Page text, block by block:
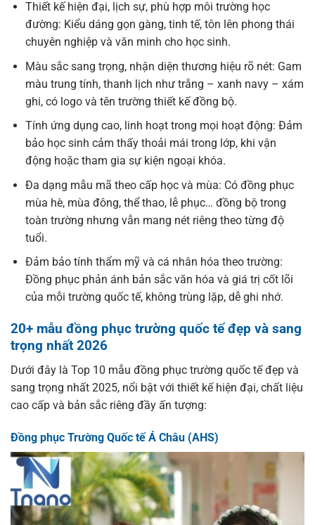
Thiết kế hiện đại, lịch sự, phù hợp môi trường học
đường: Kiểu dáng gọn gàng, tinh tế, tôn lên phong thái
chuyên nghiệp và văn minh cho học sinh.
Màu sắc sang trọng, nhận diện thương hiệu rõ nét: Gam
màu trung tính, thanh lịch như trắng – xanh navy – xám
ghi, có logo và tên trường thiết kế đồng bộ.
Tính ứng dụng cao, linh hoạt trong mọi hoạt động: Đảm
bảo học sinh cảm thấy thoải mái trong lớp, khi vận
động hoặc tham gia sự kiện ngoại khóa.
Đa dạng mẫu mã theo cấp học và mùa: Có đồng phục
mùa hè, mùa đông, thể thao, lễ phục… đồng bộ trong
toàn trường nhưng vẫn mang nét riêng theo từng độ
tuổi.
Đảm bảo tính thẩm mỹ và cá nhân hóa theo trường:
Đồng phục phản ánh bản sắc văn hóa và giá trị cốt lõi
của mỗi trường quốc tế, không trùng lặp, dễ ghi nhớ.
20+ mẫu đồng phục trường quốc tế đẹp và sang
trọng nhất 2026
Dưới đây là Top 10 mẫu đồng phục trường quốc tế đẹp và
sang trọng nhất 2025, nổi bật với thiết kế hiện đại, chất liệu
cao cấp và bản sắc riêng đầy ấn tượng:
Đồng phục Trường Quốc tế Á Châu (AHS)